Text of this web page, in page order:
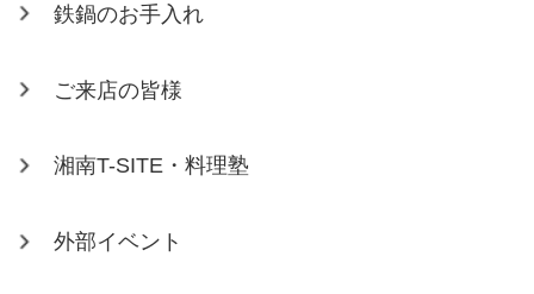
鉄鍋のお手入れ
ご来店の皆様
湘南T-SITE・料理塾
外部イベント